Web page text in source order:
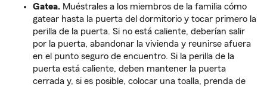
Gatea. Muéstrales a los miembros de la familia cómo
gatear hasta la puerta del dormitorio y tocar primero la
perilla de la puerta. Si no está caliente, deberían salir
por la puerta, abandonar la vivienda y reunirse afuera
en el punto seguro de encuentro. Si la perilla de la
puerta está caliente, deben mantener la puerta
cerrada y, si es posible, colocar una toalla, prenda de